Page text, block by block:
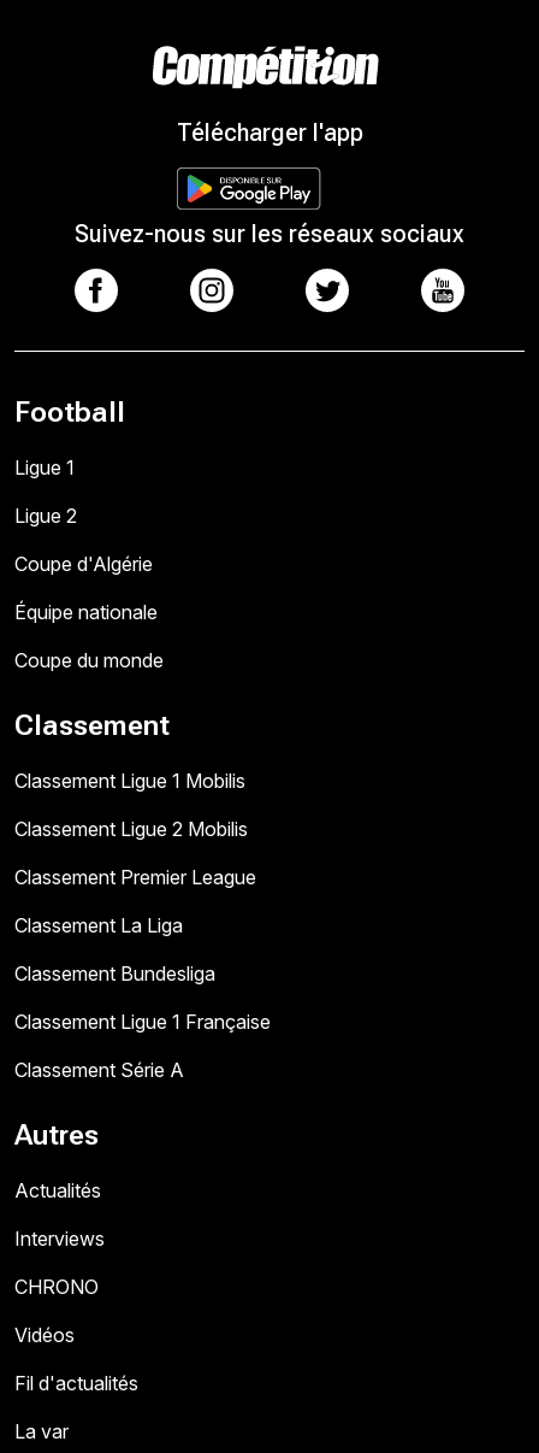
Télécharger l'app
Suivez-nous sur les réseaux sociaux
Football
Ligue 1
Ligue 2
Coupe d'Algérie
Équipe nationale
Coupe du monde
Classement
Classement Ligue 1 Mobilis
Classement Ligue 2 Mobilis
Classement Premier League
Classement La Liga
Classement Bundesliga
Classement Ligue 1 Française
Classement Série A
Autres
Actualités
Interviews
CHRONO
Vidéos
Fil d'actualités
La var